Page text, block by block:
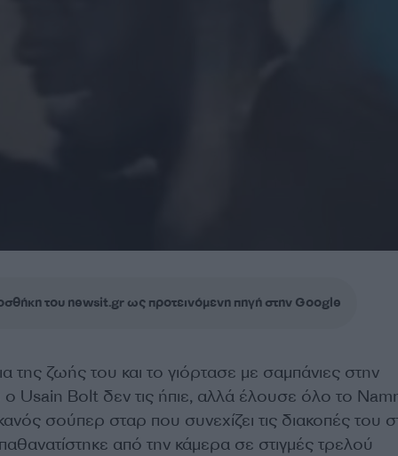
του newsit.gr ως προτεινόμενη πηγή στην Google
της ζωής του και το γιόρτασε με σαμπάνιες στην
Usain Bolt δεν τις ήπιε, αλλά έλουσε όλο το
σούπερ σταρ που συνεχίζει τις διακοπές του
από την κάμερα σε στιγμές τρελού